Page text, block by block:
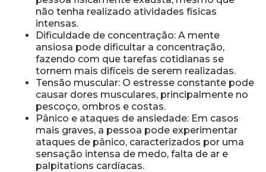
não tenha realizado atividades físicas
intensas.
Dificuldade de concentração: A mente
ansiosa pode dificultar a concentração,
fazendo com que tarefas cotidianas se
tornem mais difíceis de serem realizadas.
Tensão muscular: O estresse constante pode
causar dores musculares, principalmente no
pescoço, ombros e costas.
Pânico e ataques de ansiedade: Em casos
mais graves, a pessoa pode experimentar
ataques de pânico, caracterizados por uma
sensação intensa de medo, falta de ar e
palpitations cardíacas.